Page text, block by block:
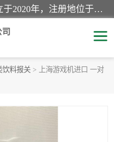
上海青禾贸易有限公司成立于2020年，注册地位于上海市宝山区。经营范围包括：机械设备、五金制品、劳防用品、电子产品、塑胶制品、家具、模具、纺织品、仪器仪表、建筑材料、装饰材料、化工产品、金属制品、机车配件等货物进出口报关、清关服务。
饮料报关 > 上海游戏机进口 一对
服装进口清关
进口杂货清关